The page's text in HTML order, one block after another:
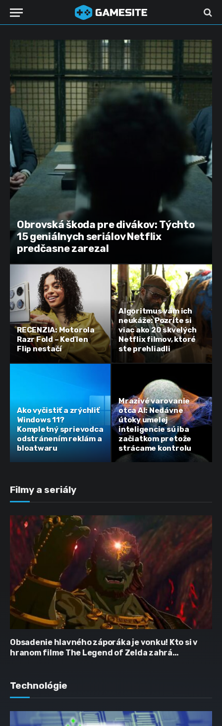
Obrovská škoda pre divákov: Týchto
15 geniálnych seriálov Netflix
predčasne zarezal
RECENZIA: Motorola
Razr Fold – Keď len
Flip nestačí
Algoritmus vám ich
neukáže: Pozrite si
viac ako 20 skvelých
Netflix filmov, ktoré
ste prehliadli
Ako vyčistiť a zrýchliť
Windows 11?
Kompletný sprievodca
odstránením reklám a
bloatwaru
Mrazivé varovanie
otca AI: Nedávne
útoky umelej
inteligencie sú iba
začiatkom pretože
strácame kontrolu
Filmy a seriály
Obsadenie hlavného záporáka je vonku! Kto si v
hranom filme The Legend of Zelda zahrá
Technológie